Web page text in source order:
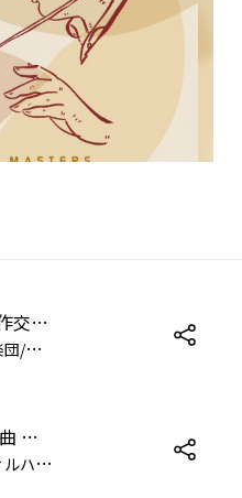
Smetana: 連作交響詩《わが祖国》: 第2曲: モルダウ
ボ
ストン交響楽団/ラファエル・クーベリック
Dvořák: 交響曲 第9番 ホ短調 作品95《新世界より》: 第1楽章: Adagio - Allegro molto
ベ
ルリン・フィルハーモニー管弦楽団/ラファエル・クーベリック